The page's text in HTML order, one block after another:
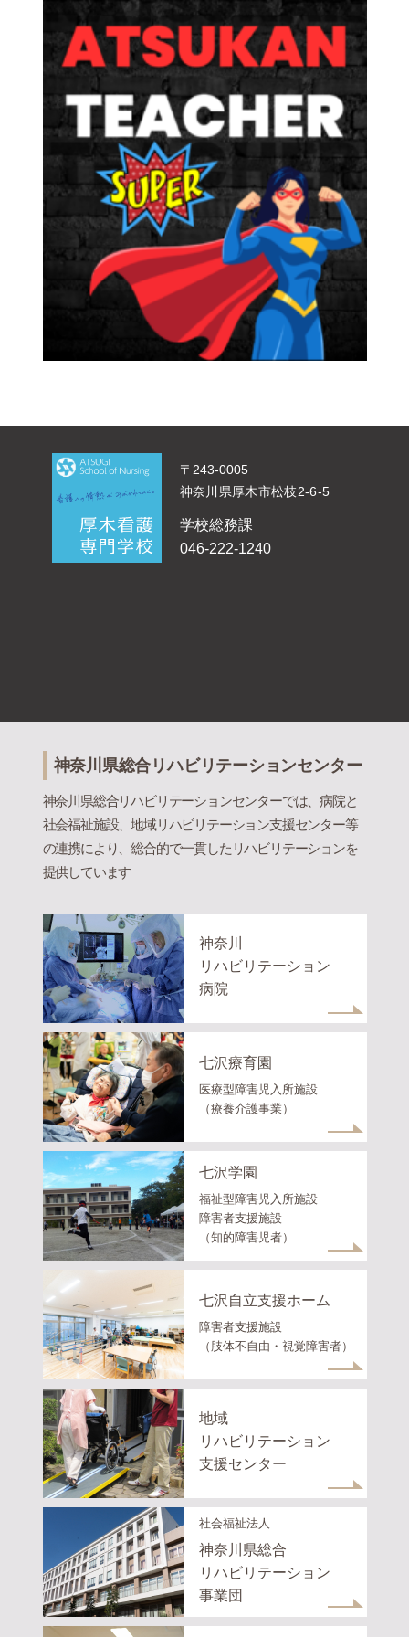
〒243-0005
神奈川県厚木市松枝2-6-5
学校総務課
046-222-1240
神奈川県総合リハビリテーションセンター
神奈川県総合リハビリテーションセンターでは、病院と
社会福祉施設、地域リハビリテーション支援センター等
の連携により、総合的で一貫したリハビリテーションを
提供しています
神奈川
リハビリテーション
病院
七沢療育園
医療型障害児入所施設
（療養介護事業）
七沢学園
福祉型障害児入所施設
障害者支援施設
（知的障害児者）
七沢自立支援ホーム
障害者支援施設
（肢体不自由・視覚障害者）
地域
リハビリテーション
支援センター
社会福祉法人
神奈川県総合
リハビリテーション
事業団